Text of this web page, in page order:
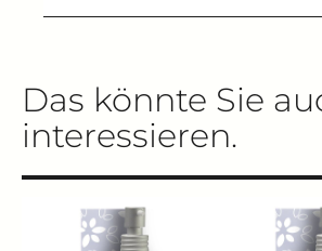
Das könnte Sie
interessieren.